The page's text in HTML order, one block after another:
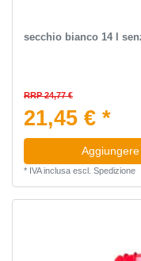
secchio bianco 14 l
RRP 24,77 €
21,45 € *
* IVA inclusaescl. Spedizione